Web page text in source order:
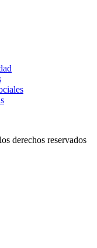
derechos reservados